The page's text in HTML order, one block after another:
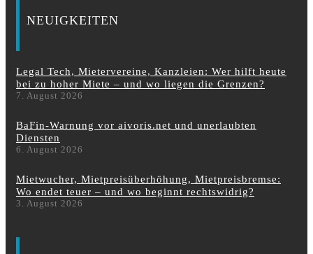
NEUIGKEITEN
Legal Tech, Mietervereine, Kanzleien: Wer hilft heute
bei zu hoher Miete – und wo liegen die Grenzen?
7. August 2026
BaFin-Warnung vor aivoris.net und unerlaubten
Diensten
6. August 2026
Mietwucher, Mietpreisüberhöhung, Mietpreisbremse:
Wo endet teuer – und wo beginnt rechtswidrig?
3. August 2026